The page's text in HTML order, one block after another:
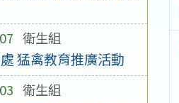
衛生組
猛禽教育推廣活動
衛生組